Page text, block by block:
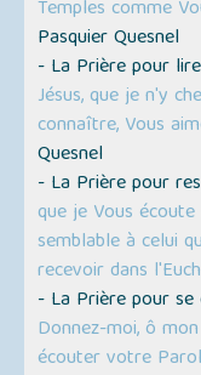
Temples comme
Pasquier Quesnel
- La Prière pour
Jésus, que je n'y
connaître, Vous
Quesnel
- La Prière pour
que je Vous
semblable à celui
recevoir dans
- La Prière pour
Donnez-moi, ô
écouter votre